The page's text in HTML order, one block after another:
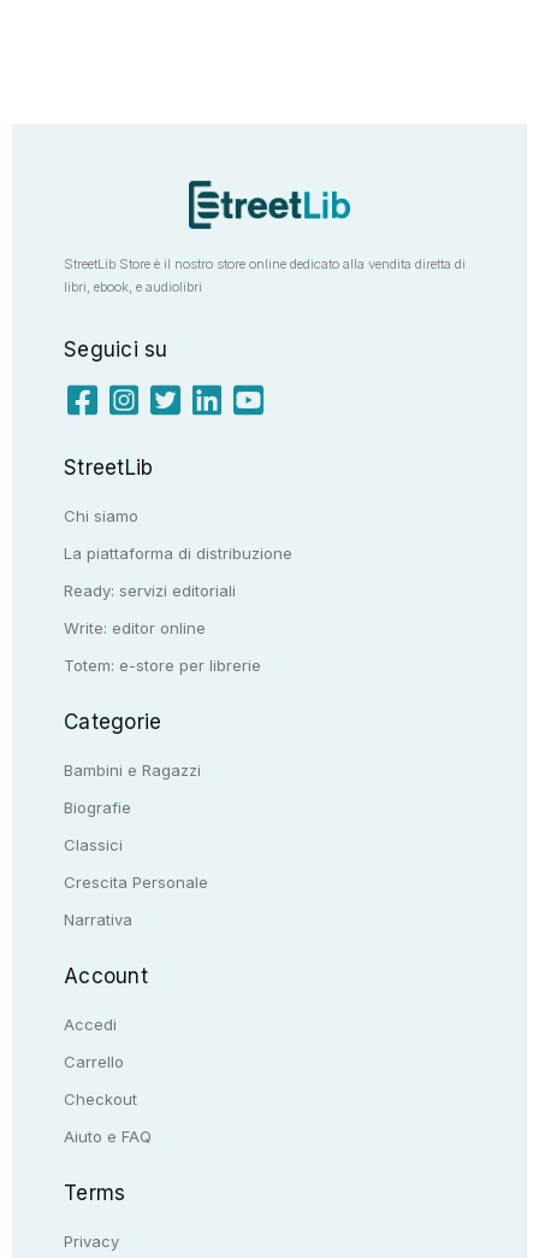
StreetLib Store è il nostro store online dedicato alla vendita diretta di
libri, ebook, e audiolibri
Seguici su
StreetLib
Chi siamo
La piattaforma di distribuzione
Ready: servizi editoriali
Write: editor online
Totem: e-store per librerie
Categorie
Bambini e Ragazzi
Biografie
Classici
Crescita Personale
Narrativa
Account
Accedi
Carrello
Checkout
Aiuto e FAQ
Terms
Privacy